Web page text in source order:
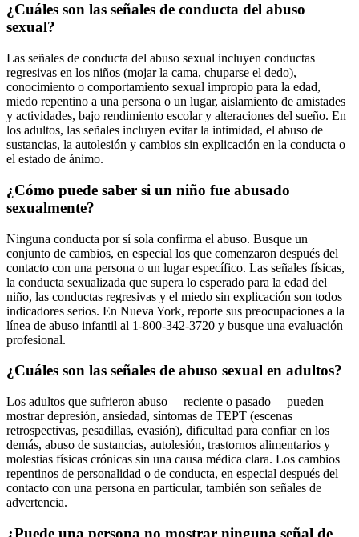
¿Cuáles son las señales de conducta del abuso
sexual?
Las señales de conducta del abuso sexual incluyen conductas
regresivas en los niños (mojar la cama, chuparse el dedo),
conocimiento o comportamiento sexual impropio para la edad,
miedo repentino a una persona o un lugar, aislamiento de amistades
y actividades, bajo rendimiento escolar y alteraciones del sueño. En
los adultos, las señales incluyen evitar la intimidad, el abuso de
sustancias, la autolesión y cambios sin explicación en la conducta o
el estado de ánimo.
¿Cómo puede saber si un niño fue abusado
sexualmente?
Ninguna conducta por sí sola confirma el abuso. Busque un
conjunto de cambios, en especial los que comenzaron después del
contacto con una persona o un lugar específico. Las señales físicas,
la conducta sexualizada que supera lo esperado para la edad del
niño, las conductas regresivas y el miedo sin explicación son todos
indicadores serios. En Nueva York, reporte sus preocupaciones a la
línea de abuso infantil al 1-800-342-3720 y busque una evaluación
profesional.
¿Cuáles son las señales de abuso sexual en adultos?
Los adultos que sufrieron abuso —reciente o pasado— pueden
mostrar depresión, ansiedad, síntomas de TEPT (escenas
retrospectivas, pesadillas, evasión), dificultad para confiar en los
demás, abuso de sustancias, autolesión, trastornos alimentarios y
molestias físicas crónicas sin una causa médica clara. Los cambios
repentinos de personalidad o de conducta, en especial después del
contacto con una persona en particular, también son señales de
advertencia.
¿Puede una persona no mostrar ninguna señal de